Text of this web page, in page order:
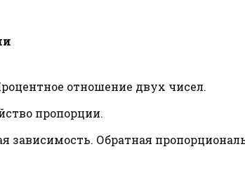
отношение двух чисел.
пропорции.
зависимость. Обратная